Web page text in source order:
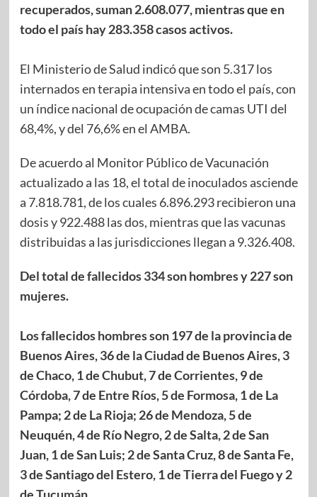
recuperados, suman 2.608.077, mientras que en
todo el país hay 283.358 casos activos.
El Ministerio de Salud indicó que son 5.317 los
internados en terapia intensiva en todo el país, con
un índice nacional de ocupación de camas UTI del
68,4%, y del 76,6% en el AMBA.
De acuerdo al Monitor Público de Vacunación
actualizado a las 18, el total de inoculados asciende
a 7.818.781, de los cuales 6.896.293 recibieron una
dosis y 922.488 las dos, mientras que las vacunas
distribuidas a las jurisdicciones llegan a 9.326.408.
Del total de fallecidos 334 son hombres y 227 son
mujeres.
Los fallecidos hombres son 197 de la provincia de
Buenos Aires, 36 de la Ciudad de Buenos Aires, 3
de Chaco, 1 de Chubut, 7 de Corrientes, 9 de
Córdoba, 7 de Entre Ríos, 5 de Formosa, 1 de La
Pampa; 2 de La Rioja; 26 de Mendoza, 5 de
Neuquén, 4 de Río Negro, 2 de Salta, 2 de San
Juan, 1 de San Luis; 2 de Santa Cruz, 8 de Santa Fe,
3 de Santiago del Estero, 1 de Tierra del Fuego y 2